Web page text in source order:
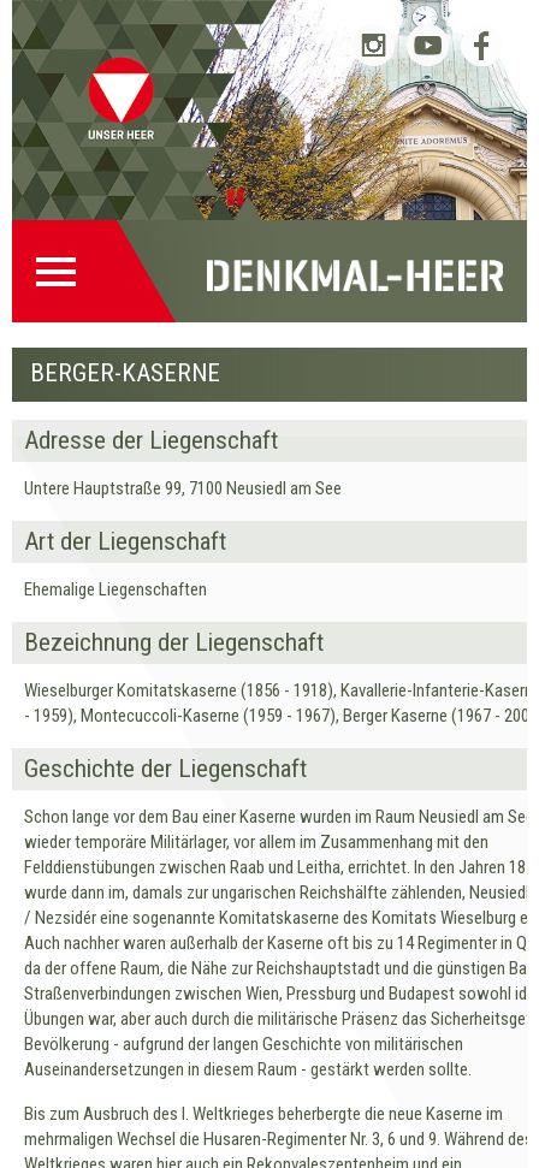
Startseite
(0)
Direkt
zur
Navigation
Direkt
zum
Inhalt
Zur
Denkmalsuche
(1)
Kontakt
(2)
BERGER-KASERNE
Adresse der Liegenschaft
Untere Hauptstraße 99, 7100 Neusiedl am See
Art der Liegenschaft
Ehemalige Liegenschaften
Bezeichnung der Liegenschaft
Wieselburger Komitatskaserne (1856 - 1918), Kavallerie-Infanterie-
- 1959), Montecuccoli-Kaserne (1959 - 1967), Berger Kaserne (1967 -
Geschichte der Liegenschaft
Schon lange vor dem Bau einer Kaserne wurden im Raum Neusiedl am
wieder temporäre Militärlager, vor allem im Zusammenhang mit den
Felddienstübungen zwischen Raab und Leitha, errichtet. In den Jahren
wurde dann im, damals zur ungarischen Reichshälfte zählenden, Neusiedl
/ Nezsidér eine sogenannte Komitatskaserne des Komitats Wieselburg
Auch nachher waren außerhalb der Kaserne oft bis zu 14 Regimenter in
da der offene Raum, die Nähe zur Reichshauptstadt und die günstigen
Straßenverbindungen zwischen Wien, Pressburg und Budapest sowohl
Übungen war, aber auch durch die militärische Präsenz das
Bevölkerung - aufgrund der langen Geschichte von militärischen
Auseinandersetzungen in diesem Raum - gestärkt werden sollte.
Bis zum Ausbruch des I. Weltkrieges beherbergte die neue Kaserne im
mehrmaligen Wechsel die Husaren-Regimenter Nr. 3, 6 und 9. Während des